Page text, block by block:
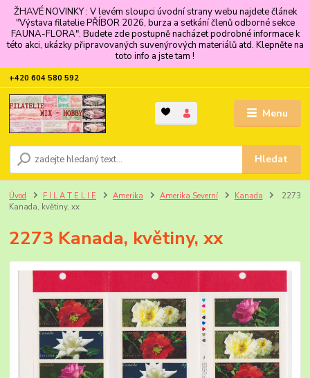
ŽHAVÉ NOVINKY : V levém sloupci úvodní strany webu najdete článek
"Výstava filatelie PŘÍBOR 2026, burza a setkání členů odborné sekce
FAUNA-FLORA". Budete zde postupně nacházet podrobné informace k
této akci, ukázky připravovaných suvenýrových materiálů atd. Klepněte na
toto info a jste tam !
Menu
Hledat
+420 604 580 592
Úvod F I L A T E L I E Amerika Amerika Severní Kanada
2273
Kanada, květiny, xx
2273 Kanada, květiny, xx